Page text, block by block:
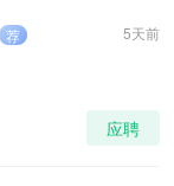
5天前
荐
应聘